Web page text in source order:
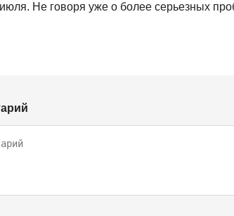
Не говоря уже о более серьезных